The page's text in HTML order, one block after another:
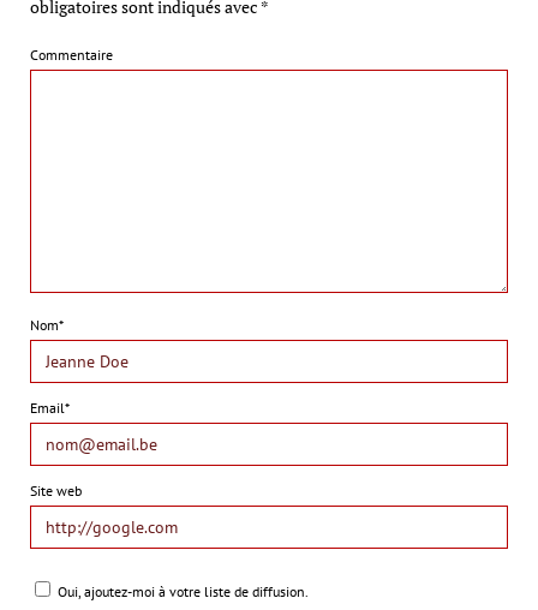
obligatoires sont indiqués avec *
Commentaire
Nom*
Email*
Site web
Oui, ajoutez-moi à votre liste de diffusion.